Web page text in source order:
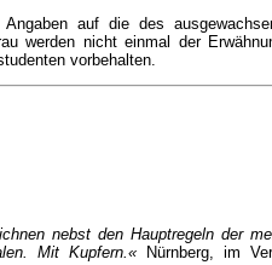
auf die des
werden nicht einmal der
vorbehalten.
nebst den Hauptregeln der
Mit Kupfern.«Nürnberg, im